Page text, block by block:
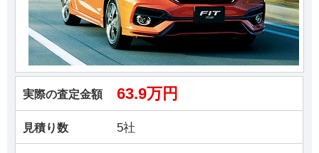
実際の査定金額 63.9万円
見積り数 5社